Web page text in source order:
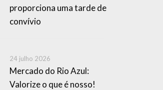
proporciona uma tarde de
convívio
24 julho 2026
Mercado do Rio Azul:
Valorize o que é nosso!